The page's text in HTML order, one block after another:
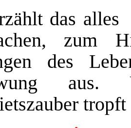
das
zum
des